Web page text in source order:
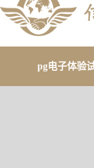
pg电子体验